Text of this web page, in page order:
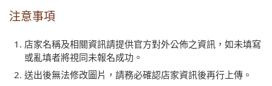
注意事項
店家名稱及相關資訊請提供官方對外公佈之資訊，如未填寫
或亂填者將視同未報名成功。
送出後無法修改圖片，請務必確認店家資訊後再行上傳。